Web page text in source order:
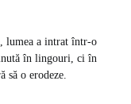
lumea a intrat într-o
în lingouri, ci în
să o erodeze.